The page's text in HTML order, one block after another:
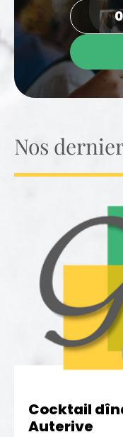
Nos
Cocktail
Auterive